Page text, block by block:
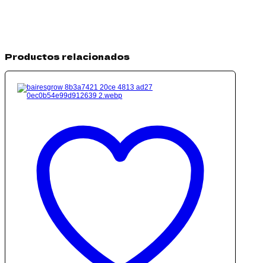
Productos relacionados